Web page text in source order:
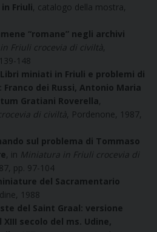
Friuli , catalogo della mostra,
“romane” negli archivi
Friuli crocevia di civiltà
148
Libri miniati in Friuli e problemi di
dei Russi, Antonio Maria
Gratiani Roverella
di civiltà , Pordenone, 1987,
sul problema di Tommaso
, in Miniatura in Friuli crocevia di
pp. 97-104
del Sacramentario
1988
del Saint Graal: versione
secolo del ms. Udine,